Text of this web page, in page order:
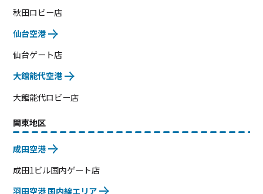
秋田ロビー店
仙台空港
仙台ゲート店
大館能代空港
大館能代ロビー店
関東地区
成田空港
成田1ビル国内ゲート店
羽田空港 国内線エリア